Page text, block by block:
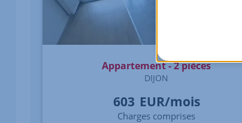
Appartement - 2 pièces
DIJON
603 EUR/mois
Charges comprises